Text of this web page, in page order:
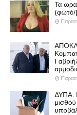
Τα
(φωτό/
ΔΥΠΑ: